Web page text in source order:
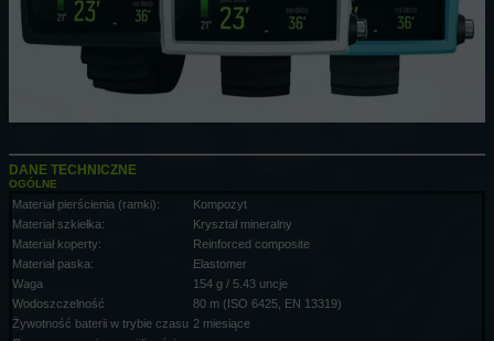
DANE TECHNICZNE
OGÓLNE
Materiał pierścienia (ramki):
Kompozyt
Materiał szkiełka:
Kryształ mineralny
Materiał koperty:
Reinforced composite
Materiał paska:
Elastomer
Waga
154 g / 5.43 uncje
Wodoszczelność
80 m (ISO 6425, EN 13319)
Żywotność baterii w trybie czasu 2 miesiące